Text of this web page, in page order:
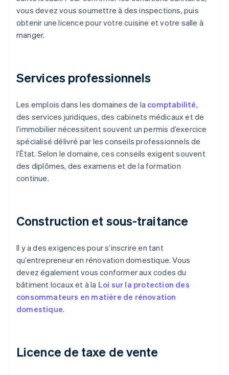
vous devez vous soumettre à des inspections, puis
obtenir une licence pour votre cuisine et votre salle à
manger.
Services professionnels
Les emplois dans les domaines de la comptabilité,
des services juridiques, des cabinets médicaux et de
l’immobilier nécessitent souvent un permis d’exercice
spécialisé délivré par les conseils professionnels de
l’État. Selon le domaine, ces conseils exigent souvent
des diplômes, des examens et de la formation
continue.
Construction et sous-traitance
Il y a des exigences pour s’inscrire en tant
qu’entrepreneur en rénovation domestique. Vous
devez également vous conformer aux codes du
bâtiment locaux et à la Loi sur la protection des
consommateurs en matière de rénovation
domestique.
Licence de taxe de vente